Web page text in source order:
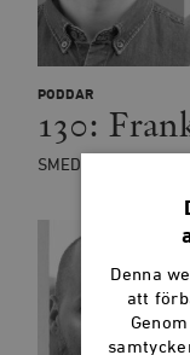
PODDAR
130:
SMEDJANPODDEN
Denna
att